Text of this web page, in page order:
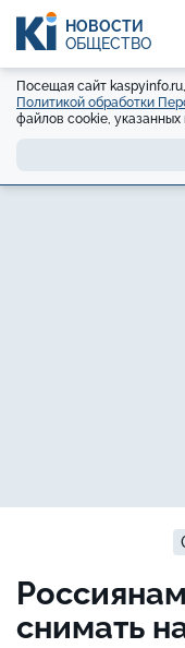
НОВОСТИ
ОБЩЕСТВО
Посещая сайт
Политикой обработки
файлов cookie, указанных
снимать